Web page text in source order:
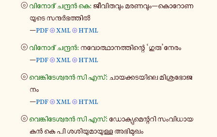
⦾ വി​നോ​ദ് ചന്ദ്രൻ കെ: ജീ​വി​ത​വും മര​ണ​വും—കൊ​റോ​ണ​
യു​ടെ സന്ദർ​ഭ​ത്തിൽ
—pdf ⦾ xml ⦾ html
⦾ വി​നോ​ദ് ചന്ദ്രൻ: നവോ​ത്ഥാ​ന​ത്തി​ന്റെ ‘ഗുരു’നേരം
—pdf ⦾ xml ⦾ html
⦾ വെ​ങ്കി​ടേ​ശ്വ​രൻ സി എസ്: ചാ​യ​ക്ക​ട​യി​ലെ മി​ശ്ര​ഭോ​ജ​
നം
—pdf ⦾ xml ⦾ html
⦾ വെ​ങ്കി​ടേ​ശ്വ​രൻ സി എസ്: ഡോ​ക്യു​മെ​ന്റ​റി സം​വി​ധാ​യ​
കൻ കെ പി ശശി​യു​മാ​യു​ള്ള അഭി​മു​ഖം